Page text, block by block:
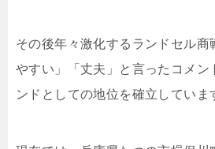
その後年々激化するランドセル商
やすい」「丈夫」と言ったコメン
ンドとしての地位を確立していま